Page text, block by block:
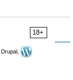
18+
Drupal,